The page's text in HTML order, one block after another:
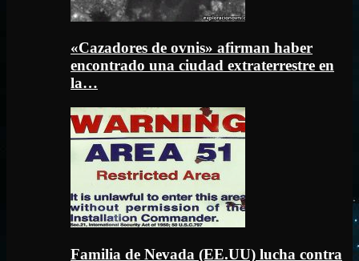
«Cazadores de ovnis» afirman haber
encontrado una ciudad extraterrestre en
la…
Familia de Nevada (EE.UU) lucha contra